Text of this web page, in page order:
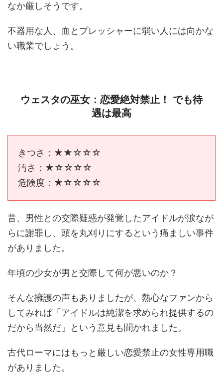
なか厳しそうです。
不器用な人、血とプレッシャーに弱い人には向かな
い職業でしょう。
ウェスタの巫女：恋愛絶対禁止！ でも待
遇は最高
きつさ：★★☆☆☆
汚さ：★☆☆☆☆
危険度：★☆☆☆☆
昔、男性との交際疑惑が発覚したアイドルが涙なが
らに謝罪し、頭を丸刈りにするという痛ましい事件
がありました。
年頃の少女が男と交際して何が悪いのか？
そんな擁護の声もありましたが、熱心なファンから
してみれば「アイドルは純潔を求められ提供するの
だから当然だ」という意見も聞かれました。
古代ローマにはもっと厳しい恋愛禁止の女性専用職
がありました。